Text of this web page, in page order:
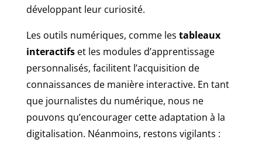
développant leur curiosité.
Les outils numériques, comme les tableaux
interactifset les modules d’apprentissage
personnalisés, facilitent l’acquisition de
connaissances de manière interactive. En tant
que journalistes du numérique, nous ne
pouvons qu’encourager cette adaptation à la
digitalisation. Néanmoins, restons vigilants :